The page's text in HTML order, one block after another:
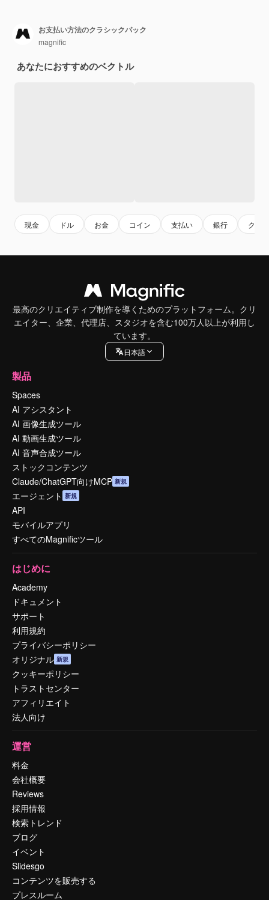
お支払い方法のクラシックパック
magnific
あなたにおすすめのベクトル
現金 ドル お金 コイン 支払い 銀行 クレ
最高のクリエイティブ制作を導くためのプラットフォーム。クリ
エイター、企業、代理店、スタジオを含む100万人以上が利用し
ています。
日本語
製品
Spaces
AI アシスタント
AI 画像生成ツール
AI 動画生成ツール
AI 音声合成ツール
ストックコンテンツ
Claude/ChatGPT向けMCP 新規
エージェント 新規
API
モバイルアプリ
すべてのMagnificツール
はじめに
Academy
ドキュメント
サポート
利用規約
プライバシーポリシー
オリジナル 新規
クッキーポリシー
トラストセンター
アフィリエイト
法人向け
運営
料金
会社概要
Reviews
採用情報
検索トレンド
ブログ
イベント
Slidesgo
コンテンツを販売する
プレスルーム